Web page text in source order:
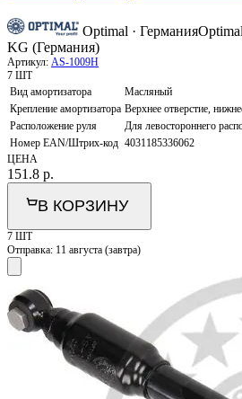
Optimal · Германия
KG (Германия)
Артикул: AS-1009H
7 ШТ
Вид амортизатора
Масляный
Крепление амортизатора Верхнее отверстие,
Расположение руля
Для левостороннего
Номер EAN/Штрих-код 4031185336062
ЦЕНА
151.8 р.
В КОРЗИНУ
7 ШТ
Отправка: 11 августа (завтра)